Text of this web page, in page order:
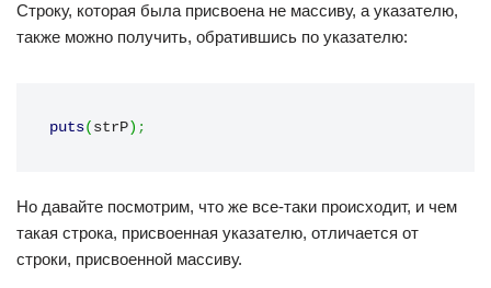
Строку, которая была присвоена не массиву, а указателю,
также можно получить, обратившись по указателю:
puts( strP ) ;
Но давайте посмотрим, что же все-таки происходит, и чем
такая строка, присвоенная указателю, отличается от
строки, присвоенной массиву.